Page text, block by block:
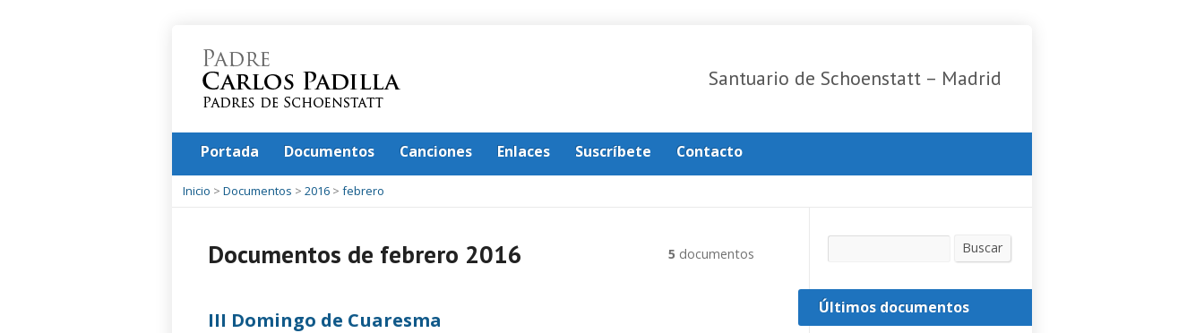
Santuario de Schoenstatt – Madrid
Portada Documentos Canciones Enlaces Suscríbete Contacto
Inicio > Documentos > 2016 > febrero
Documentos de febrero 2016 5 documentos
III Domingo de Cuaresma
Buscar
Últimos documentos